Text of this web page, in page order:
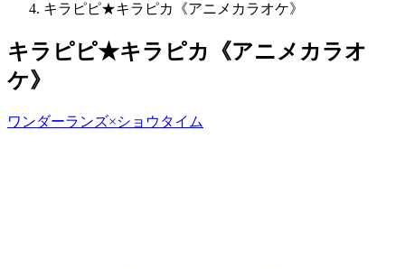
キラピピ★キラピカ《アニメカラオケ》
キラピピ★キラピカ《アニメカラオ
ケ》
ワンダーランズ×ショウタイム